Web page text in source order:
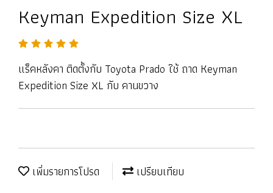
Keyman Expedition Size XL
แร็คหลังคา ติดตั้งกับ Toyota Prado ใช้ ถาด Keyman
Expedition Size XL กับ คานขวาง
เพิ่มรายการโปรด
เปรียบเทียบ